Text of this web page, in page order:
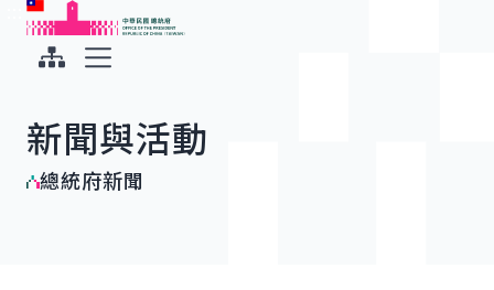
跳到主要內容
中華民國總統府
新聞與活動
總統府新聞